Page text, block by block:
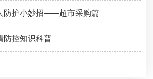
防护小妙招——超市采购篇
防控知识科普